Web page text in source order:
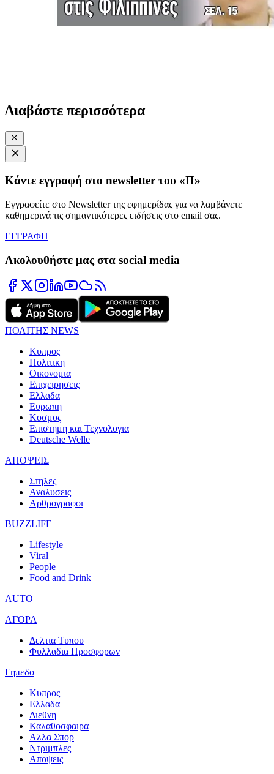
Διαβάστε περισσότερα
Κάντε εγγραφή στο newsletter του «Π»
Εγγραφείτε στο Newsletter της εφημερίδας για να λαμβάνετε
καθημερινά τις σημαντικότερες ειδήσεις στο email σας.
ΕΓΓΡΑΦΗ
Ακολουθήστε μας στα social media
ΠΟΛΙΤΗΣ NEWS
Κυπρος
Πολιτικη
Οικονομια
Επιχειρησεις
Ελλαδα
Ευρωπη
Κοσμος
Επιστημη και Τεχνολογια
Deutsche Welle
ΑΠΟΨΕΙΣ
Στηλες
Αναλυσεις
Αρθρογραφοι
BUZZLIFE
Lifestyle
Viral
People
Food and Drink
AUTO
ΑΓΟΡΑ
Δελτια Τυπου
Φυλλαδια Προσφορων
Γηπεδο
Κυπρος
Ελλαδα
Διεθνη
Καλαθοσφαιρα
Αλλα Σπορ
Ντριμπλες
Αποψεις